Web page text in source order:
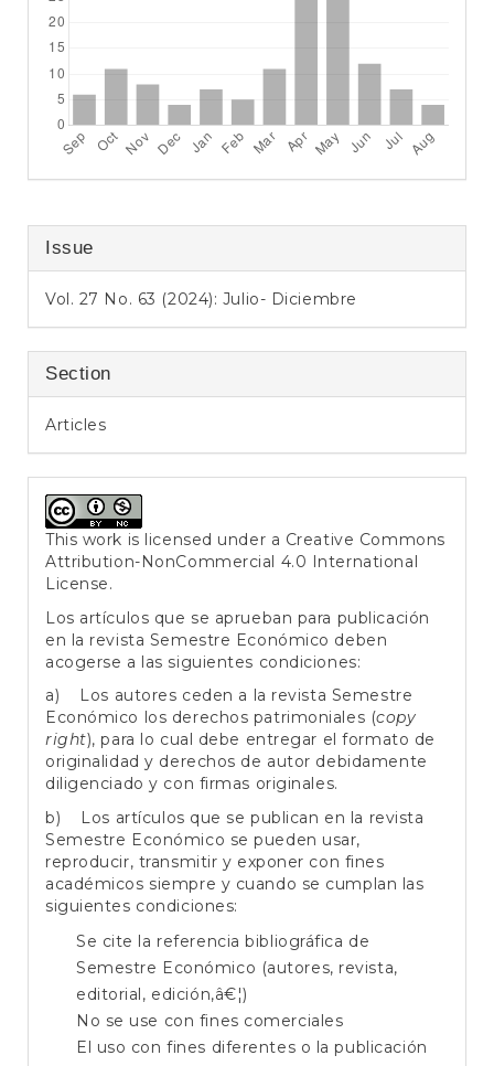
Issue
Vol. 27 No. 63 (2024): Julio- Diciembre
Section
Articles
This work is licensed under a Creative Commons
Attribution-NonCommercial 4.0 International
License.
Los artículos que se aprueban para publicación
en la revista Semestre Económico deben
acogerse a las siguientes condiciones:
a) Los autores ceden a la revista Semestre
Económico los derechos patrimoniales (copy
right), para lo cual debe entregar el formato de
originalidad y derechos de autor debidamente
diligenciado y con firmas originales.
b) Los artículos que se publican en la revista
Semestre Económico se pueden usar,
reproducir, transmitir y exponer con fines
académicos siempre y cuando se cumplan las
siguientes condiciones:
Se cite la referencia bibliográfica de
Semestre Económico (autores, revista,
editorial, edición,â€¦)
No se use con fines comerciales
El uso con fines diferentes o la publicación